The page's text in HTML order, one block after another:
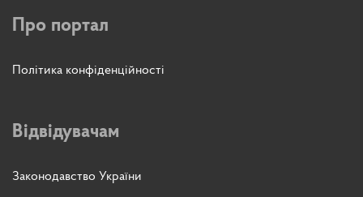
Про портал
Політика конфіденційності
Відвідувачам
Законодавство України